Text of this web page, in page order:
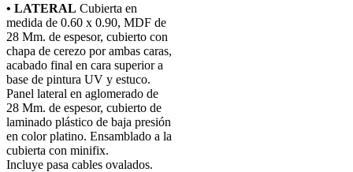
• LATERAL Cubierta en
medida de 0.60 x 0.90, MDF de
28 Mm. de espesor, cubierto con
chapa de cerezo por ambas caras,
acabado final en cara superior a
base de pintura UV y estuco.
Panel lateral en aglomerado de
28 Mm. de espesor, cubierto de
laminado plástico de baja presión
en color platino. Ensamblado a la
cubierta con minifix.
Incluye pasa cables ovalados.